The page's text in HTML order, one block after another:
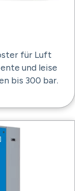
für Luft
und leise
bis 300 bar.